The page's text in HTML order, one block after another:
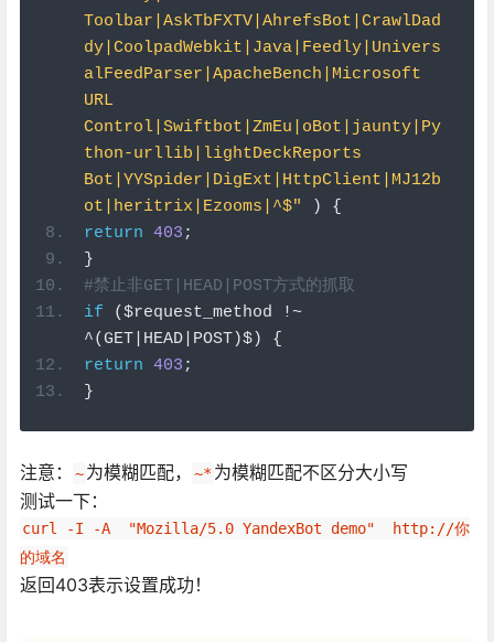
Toolbar|AskTbFXTV|AhrefsBot|CrawlDad
dy|CoolpadWebkit|Java|Feedly|Univers
alFeedParser|ApacheBench|Microsoft
URL
Control|Swiftbot|ZmEu|oBot|jaunty|Py
thon-urllib|lightDeckReports
Bot|YYSpider|DigExt|HttpClient|MJ12b
ot|heritrix|Ezooms|^$"
)
{
return 403 ;
}
#禁止非GET|HEAD|POST方式的抓取
if
($request_method
!~
^(GET| HEAD| POST)$)
{
return 403 ;
}
注意： ~为模糊匹配， ~*为模糊匹配不区分大小写
测试一下：
curl -I -A  "Mozilla/5.0 YandexBot demo"  http://你
的域名
返回403表示设置成功！